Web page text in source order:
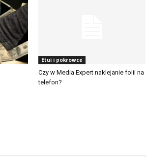
Etui i pokrowce
Czy w Media Expert naklejanie folii na
telefon?